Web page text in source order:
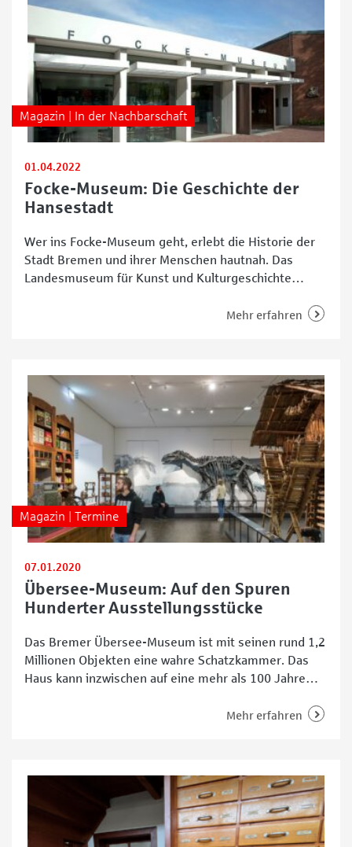
Magazin | In der Nachbarschaft
01.04.2022
Focke-Museum: Die Geschichte der
Hansestadt
Wer ins Focke-Museum geht, erlebt die Historie der
Stadt Bremen und ihrer Menschen hautnah. Das
Landesmuseum für Kunst und Kulturgeschichte
Objekten, die von der Steinzeit bis ins 20.Mehr erfahren
Magazin | Termine
07.01.2020
Übersee-Museum: Auf den Spuren
Hunderter Ausstellungsstücke
Das Bremer Übersee-Museum ist mit seinen rund 1,2
Millionen Objekten eine wahre Schatzkammer. Das
Haus kann inzwischen auf eine mehr als 100 Jahre
seiner Eröffnung 1896 als Städtisches Museum für
Mehr erfahren